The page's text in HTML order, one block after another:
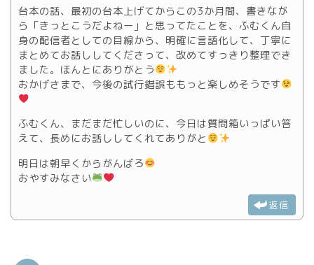
台本の話、最初の台本上げてからこの3か月間、書きなが
ら「きっとこうだよねー」と思ってたことを、ふむくん自
身の配信者としての目線から、明確に言語化して、丁寧に
まとめてお話ししてくださって、改めてすっきり整理でき
ました。ほんとにありがとう
おかげさまで、今後の試行錯誤ももっと楽しめそうです
ふむくん、まだまだ忙しいのに、今日は質問箱いっぱい答
えて、長めにお話ししてくれてありがと
明日は朝早くからがんばろ
おやすみなさい
返信